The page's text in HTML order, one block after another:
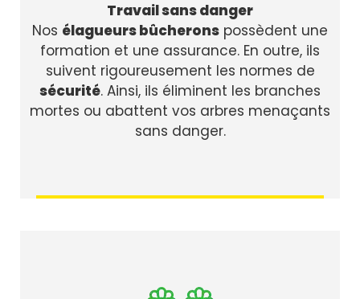
Travail sans danger
Nos élagueurs bûcherons possèdent une
formation et une assurance. En outre, ils
suivent rigoureusement les normes de
sécurité. Ainsi, ils éliminent les branches
mortes ou abattent vos arbres menaçants
sans danger.